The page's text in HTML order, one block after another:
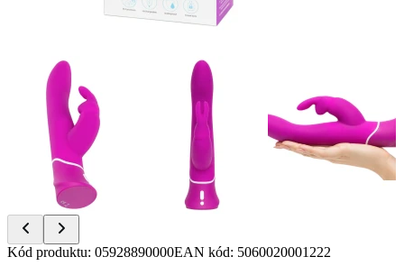
Item
Kód produktu: 05928890000EAN kód: 5060020001222